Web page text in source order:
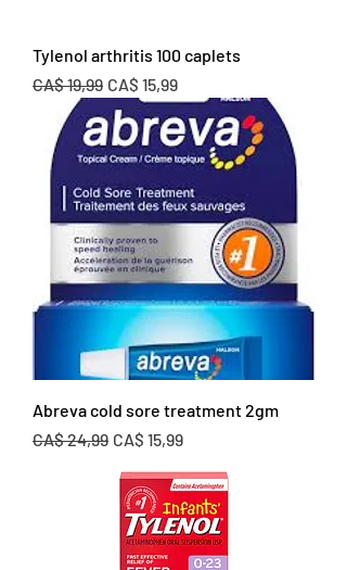
Tylenol arthritis 100 caplets
Preço normal
CA$ 19,99 Preço promocional
CA$ 15,99
Abreva cold sore treatment 2gm
Preço normal
CA$ 24,99 Preço promocional
CA$ 15,99